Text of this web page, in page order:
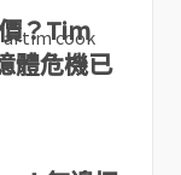
？Tim
體危機已